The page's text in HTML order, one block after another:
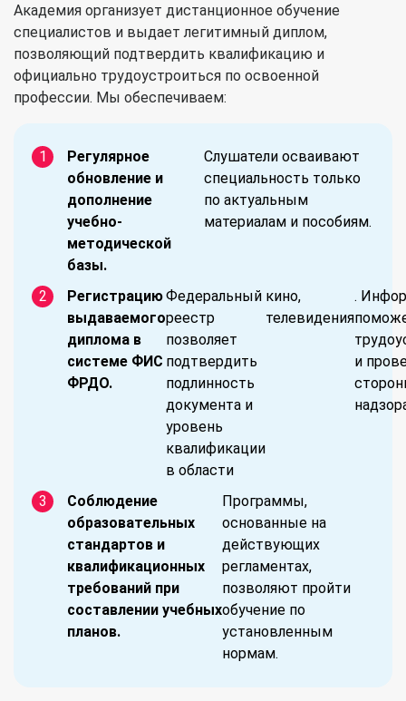
Академия организует дистанционное обучение
специалистов и выдает легитимный диплом,
позволяющий подтвердить квалификацию и
официально трудоустроиться по освоенной
профессии. Мы обеспечиваем:
Регулярное
обновление и
дополнение
учебно-
методической
базы.
Слушатели осваивают
специальность только
по актуальным
материалам и пособиям.
Регистрацию
выдаваемого
диплома в
системе ФИС
ФРДО.
Федеральный
реестр
позволяет
подтвердить
подлинность
документа и
уровень
квалификации
в области
кино,
телевидения
.
и
Соблюдение
образовательных
стандартов и
квалификационных
требований при
составлении учебных
планов.
Программы,
основанные на
действующих
регламентах,
позволяют пройти
обучение по
установленным
нормам.